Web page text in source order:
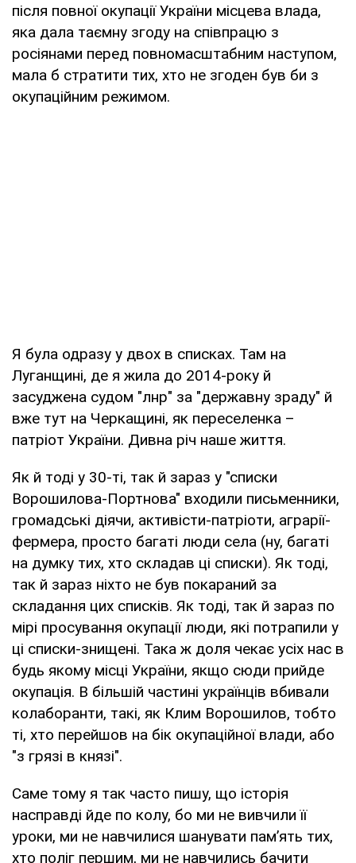
після повної окупації України місцева влада,
яка дала таємну згоду на співпрацю з
росіянами перед повномасштабним наступом,
мала б стратити тих, хто не згоден був би з
окупаційним режимом.
Я була одразу у двох в списках. Там на
Луганщині, де я жила до 2014-року й
засуджена судом "лнр" за "державну зраду" й
вже тут на Черкащині, як переселенка –
патріот України. Дивна річ наше життя.
Як й тоді у 30-ті, так й зараз у "списки
Ворошилова-Портнова" входили письменники,
громадські діячи, активісти-патріоти, аграрії-
фермера, просто багаті люди села (ну, багаті
на думку тих, хто складав ці списки). Як тоді,
так й зараз ніхто не був покараний за
складання цих списків. Як тоді, так й зараз по
мірі просування окупації люди, які потрапили у
ці списки-знищені. Така ж доля чекає усіх нас в
будь якому місці України, якщо сюди прийде
окупація. В більшій частині українців вбивали
колаборанти, такі, як Клим Ворошилов, тобто
ті, хто перейшов на бік окупаційної влади, або
"з грязі в князі".
Саме тому я так часто пишу, що історія
насправді йде по колу, бо ми не вивчили її
уроки, ми не навчилися шанувати пам’ять тих,
хто поліг першим, ми не навчились бачити